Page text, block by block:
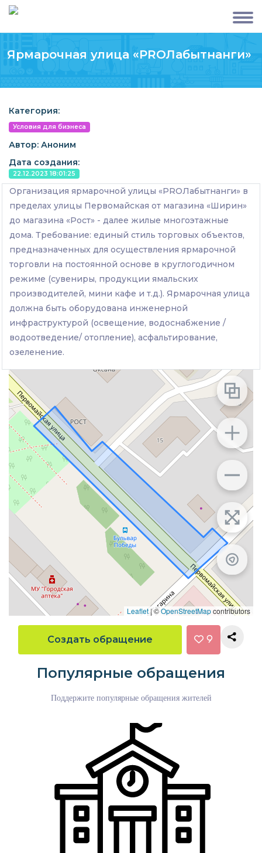
Ярмарочная улица «PROЛабытнанги»
Категория:
Условия для бизнеса
Автор: Аноним
Дата создания:
22.12.2023 18:01:25
Организация ярмарочной улицы «PROЛабытнанги» в
пределах улицы Первомайская от магазина «Ширин»
до магазина «Рост» - далее жилые многоэтажные
дома. Требование: единый стиль торговых объектов,
предназначенных для осуществления ярмарочной
торговли на постоянной основе в круглогодичном
режиме (сувениры, продукции ямальских
производителей, мини кафе и т.д.). Ярмарочная улица
должна быть оборудована инженерной
инфраструктурой (освещение, водоснабжение /
водоотведение/ отопление), асфальтирование,
озеленение.
Leaflet|©OpenStreetMapcontributors
Создать обращение 9
Популярные обращения
Поддержите популярные обращения жителей